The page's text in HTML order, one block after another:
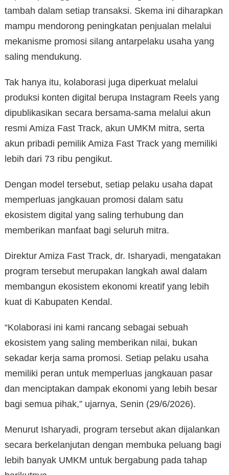
tambah dalam setiap transaksi. Skema ini diharapkan
mampu mendorong peningkatan penjualan melalui
mekanisme promosi silang antarpelaku usaha yang
saling mendukung.
Tak hanya itu, kolaborasi juga diperkuat melalui
produksi konten digital berupa Instagram Reels yang
dipublikasikan secara bersama-sama melalui akun
resmi Amiza Fast Track, akun UMKM mitra, serta
akun pribadi pemilik Amiza Fast Track yang memiliki
lebih dari 73 ribu pengikut.
Dengan model tersebut, setiap pelaku usaha dapat
memperluas jangkauan promosi dalam satu
ekosistem digital yang saling terhubung dan
memberikan manfaat bagi seluruh mitra.
Direktur Amiza Fast Track, dr. Isharyadi, mengatakan
program tersebut merupakan langkah awal dalam
membangun ekosistem ekonomi kreatif yang lebih
kuat di Kabupaten Kendal.
“Kolaborasi ini kami rancang sebagai sebuah
ekosistem yang saling memberikan nilai, bukan
sekadar kerja sama promosi. Setiap pelaku usaha
memiliki peran untuk memperluas jangkauan pasar
dan menciptakan dampak ekonomi yang lebih besar
bagi semua pihak,” ujarnya, Senin (29/6/2026).
Menurut Isharyadi, program tersebut akan dijalankan
secara berkelanjutan dengan membuka peluang bagi
lebih banyak UMKM untuk bergabung pada tahap